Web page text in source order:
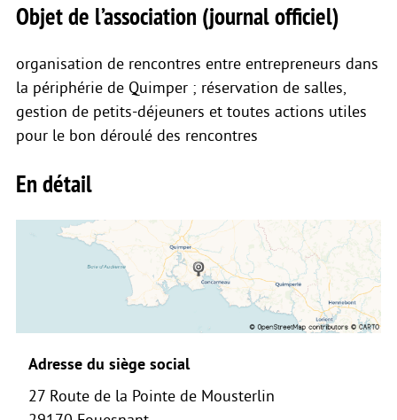
Objet de l’association (journal officiel)
organisation de rencontres entre entrepreneurs dans
la périphérie de Quimper ; réservation de salles,
gestion de petits-déjeuners et toutes actions utiles
pour le bon déroulé des rencontres
En détail
Adresse du siège social
27 Route de la Pointe de Mousterlin